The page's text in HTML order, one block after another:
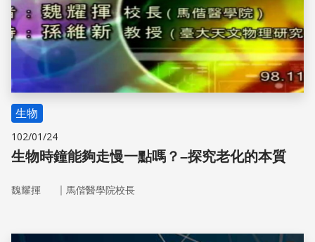
生物
102/01/24
生物時鐘能夠走慢一點嗎？–探究老化的本質
魏耀揮 ｜ 馬偕醫學院校長